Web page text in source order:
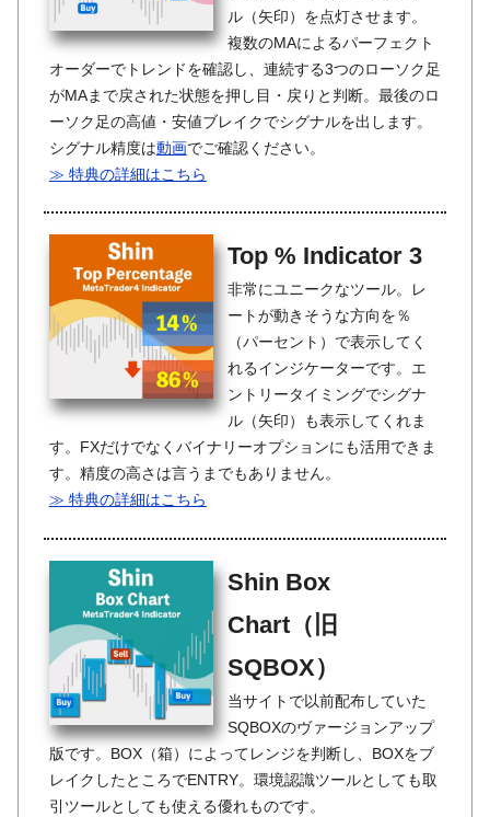
ル（矢印）を点灯させます。
複数のMAによるパーフェクト
オーダーでトレンドを確認し、連続する3つのローソク足
がMAまで戻された状態を押し目・戻りと判断。最後のロ
ーソク足の高値・安値ブレイクでシグナルを出します。
シグナル精度は動画でご確認ください。
≫ 特典の詳細はこちら
Top % Indicator 3
非常にユニークなツール。レ
ートが動きそうな方向を％
（パーセント）で表示してく
れるインジケーターです。エ
ントリータイミングでシグナ
ル（矢印）も表示してくれま
す。FXだけでなくバイナリーオプションにも活用できま
す。精度の高さは言うまでもありません。
≫ 特典の詳細はこちら
Shin Box
Chart（旧
SQBOX）
当サイトで以前配布していた
SQBOXのヴァージョンアップ
版です。BOX（箱）によってレンジを判断し、BOXをブ
レイクしたところでENTRY。環境認識ツールとしても取
引ツールとしても使える優れものです。